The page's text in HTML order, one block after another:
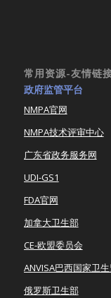
常用资源-友情链
政府监管平台
NMPA官网
NMPA技术评审中心
广东省政务服务网
UDI-GS1
FDA官网
加拿大卫生部
CE-欧盟委员会
ANVISA巴西国家卫
俄罗斯卫生部